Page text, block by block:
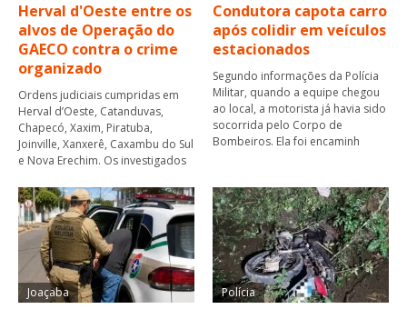
Herval d'Oeste entre os
alvos de Operação do
GAECO contra o crime
organizado
Ordens judiciais cumpridas em
Herval d’Oeste, Catanduvas,
Chapecó, Xaxim, Piratuba,
Joinville, Xanxerê, Caxambu do Sul
e Nova Erechim. Os investigados
Condutora capota carro
após colidir em veículos
estacionados
Segundo informações da Polícia
Militar, quando a equipe chegou
ao local, a motorista já havia sido
socorrida pelo Corpo de
Bombeiros. Ela foi encaminh
Joaçaba Polícia